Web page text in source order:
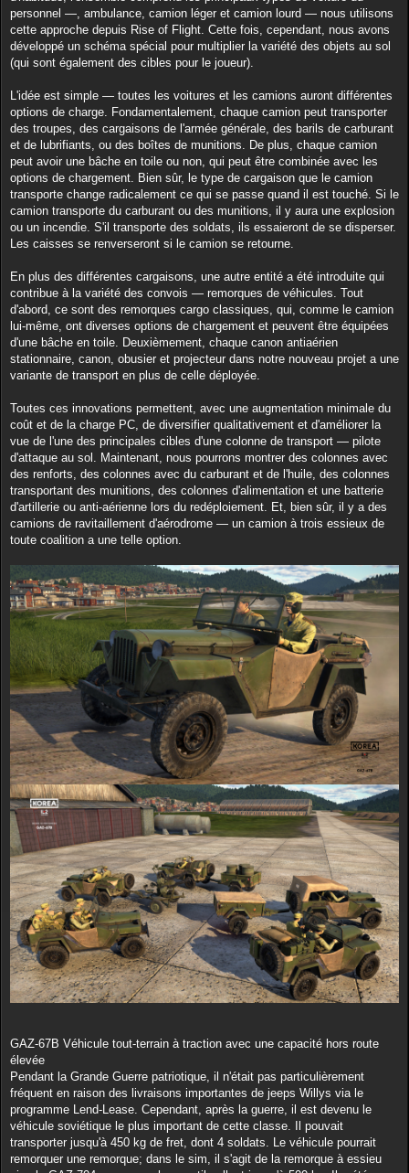
personnel —, ambulance, camion léger et camion lourd — nous utilisons
cette approche depuis Rise of Flight. Cette fois, cependant, nous avons
développé un schéma spécial pour multiplier la variété des objets au sol
(qui sont également des cibles pour le joueur).
L'idée est simple — toutes les voitures et les camions auront différentes
options de charge. Fondamentalement, chaque camion peut transporter
des troupes, des cargaisons de l'armée générale, des barils de carburant
et de lubrifiants, ou des boîtes de munitions. De plus, chaque camion
peut avoir une bâche en toile ou non, qui peut être combinée avec les
options de chargement. Bien sûr, le type de cargaison que le camion
transporte change radicalement ce qui se passe quand il est touché. Si le
camion transporte du carburant ou des munitions, il y aura une explosion
ou un incendie. S'il transporte des soldats, ils essaieront de se disperser.
Les caisses se renverseront si le camion se retourne.
En plus des différentes cargaisons, une autre entité a été introduite qui
contribue à la variété des convois — remorques de véhicules. Tout
d'abord, ce sont des remorques cargo classiques, qui, comme le camion
lui-même, ont diverses options de chargement et peuvent être équipées
d'une bâche en toile. Deuxièmement, chaque canon antiaérien
stationnaire, canon, obusier et projecteur dans notre nouveau projet a une
variante de transport en plus de celle déployée.
Toutes ces innovations permettent, avec une augmentation minimale du
coût et de la charge PC, de diversifier qualitativement et d'améliorer la
vue de l'une des principales cibles d'une colonne de transport — pilote
d'attaque au sol. Maintenant, nous pourrons montrer des colonnes avec
des renforts, des colonnes avec du carburant et de l'huile, des colonnes
transportant des munitions, des colonnes d'alimentation et une batterie
d'artillerie ou anti-aérienne lors du redéploiement. Et, bien sûr, il y a des
camions de ravitaillement d'aérodrome — un camion à trois essieux de
toute coalition a une telle option.
GAZ-67B Véhicule tout-terrain à traction avec une capacité hors route
élevée
Pendant la Grande Guerre patriotique, il n'était pas particulièrement
fréquent en raison des livraisons importantes de jeeps Willys via le
programme Lend-Lease. Cependant, après la guerre, il est devenu le
véhicule soviétique le plus important de cette classe. Il pouvait
transporter jusqu'à 450 kg de fret, dont 4 soldats. Le véhicule pourrait
remorquer une remorque; dans le sim, il s'agit de la remorque à essieu